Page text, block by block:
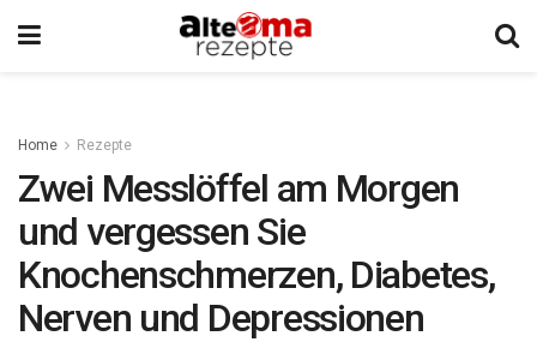
Home Rezepte
Zwei Messlöffel am Morgen
und vergessen Sie
Knochenschmerzen, Diabetes,
Nerven und Depressionen